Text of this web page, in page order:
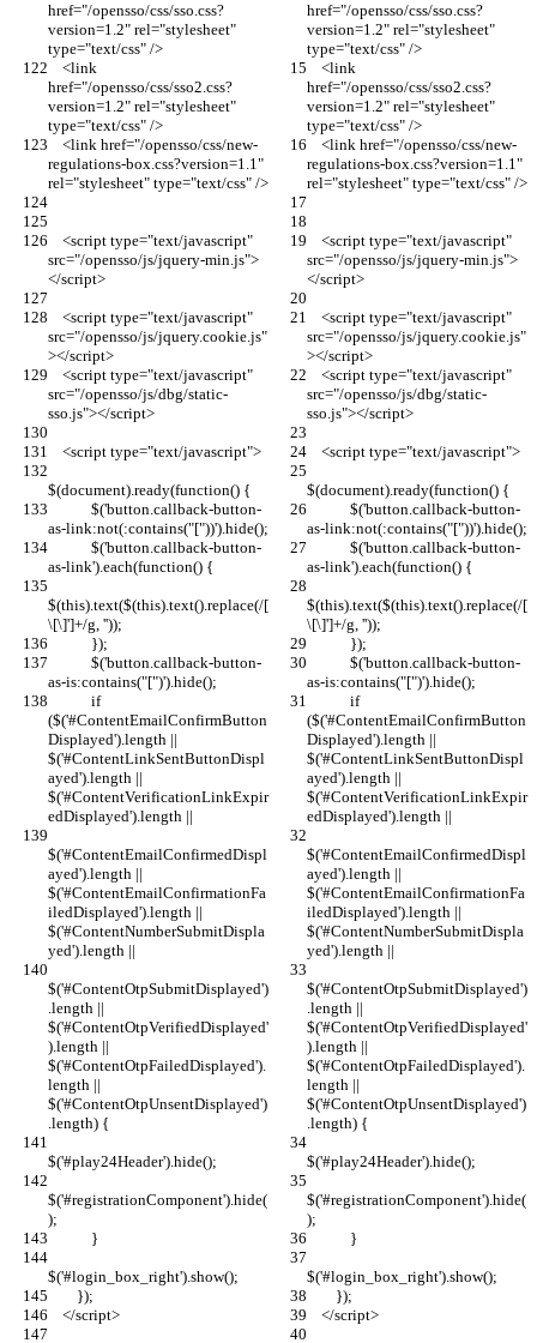
href="/opensso/css/sso.css?
version=1.2" rel="stylesheet"
type="text/css" />
href="/opensso/css/sso.css?
version=1.2" rel="stylesheet"
type="text/css" />
href="/opensso/css/sso2.css?
version=1.2" rel="stylesheet"
type="text/css" />
href="/opensso/css/sso2.css?
version=1.2" rel="stylesheet"
type="text/css" />
regulations-box.css?version=1.1"
rel="stylesheet" type="text/css" />
regulations-box.css?version=1.1"
rel="stylesheet" type="text/css" />
src="/opensso/js/jquery-min.js">
</script>
src="/opensso/js/jquery-min.js">
</script>
src="/opensso/js/jquery.cookie.js"
></script>
src="/opensso/js/jquery.cookie.js"
></script>
src="/opensso/js/dbg/static-
sso.js"></script>
src="/opensso/js/dbg/static-
sso.js"></script>
    <script type="text/javascript">
    <script type="text/javascript">
$(document).ready(function() {
$(document).ready(function() {
as-link:not(:contains("["))').hide();
as-link:not(:contains("["))').hide();
as-link').each(function() {
as-link').each(function() {
$(this).text($(this).text().replace(/[
\[\]']+/g, ''));
$(this).text($(this).text().replace(/[
\[\]']+/g, ''));
            });
            });
as-is:contains("[")').hide();
as-is:contains("[")').hide();
($('#ContentEmailConfirmButton
Displayed').length ||
$('#ContentLinkSentButtonDispl
ayed').length ||
$('#ContentVerificationLinkExpir
edDisplayed').length ||
($('#ContentEmailConfirmButton
Displayed').length ||
$('#ContentLinkSentButtonDispl
ayed').length ||
$('#ContentVerificationLinkExpir
edDisplayed').length ||
$('#ContentEmailConfirmedDispl
ayed').length ||
$('#ContentEmailConfirmationFa
iledDisplayed').length ||
$('#ContentNumberSubmitDispla
yed').length ||
$('#ContentEmailConfirmedDispl
ayed').length ||
$('#ContentEmailConfirmationFa
iledDisplayed').length ||
$('#ContentNumberSubmitDispla
yed').length ||
$('#ContentOtpSubmitDisplayed')
.length ||
$('#ContentOtpVerifiedDisplayed'
).length ||
$('#ContentOtpFailedDisplayed').
length ||
$('#ContentOtpUnsentDisplayed')
.length) {
$('#ContentOtpSubmitDisplayed')
.length ||
$('#ContentOtpVerifiedDisplayed'
).length ||
$('#ContentOtpFailedDisplayed').
length ||
$('#ContentOtpUnsentDisplayed')
.length) {
$('#play24Header').hide(); $('#play24Header').hide();
$('#registrationComponent').hide(
);
$('#registrationComponent').hide(
);
            }
            }
$('#login_box_right').show();
$('#login_box_right').show();
        });
        });
    </script>
    </script>